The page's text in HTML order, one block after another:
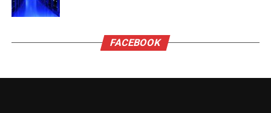
Virgjëresha
nevojës së tyre për përsosmëri. Krahasimet e
ndihen konkurrues ose të zhgënjyer. Ato